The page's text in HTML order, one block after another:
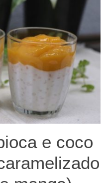
e coco